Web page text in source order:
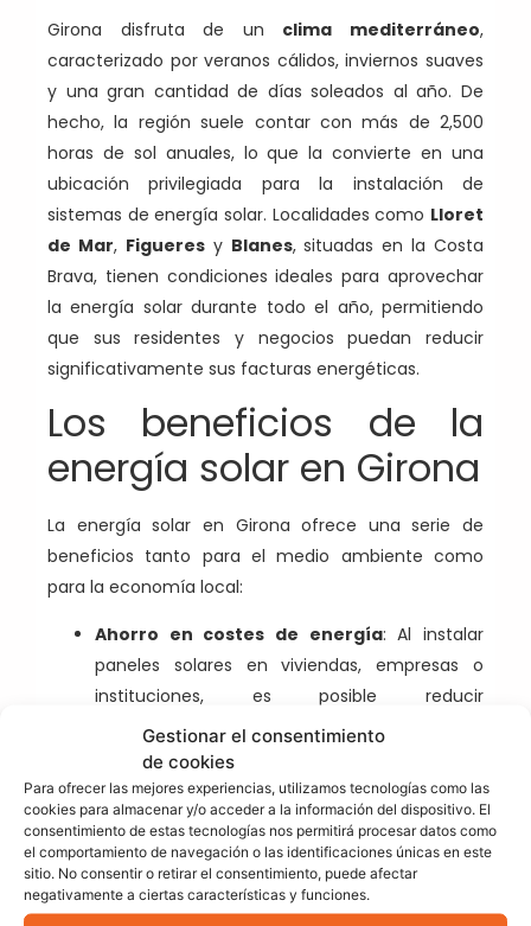
Gestionar el consentimiento
de cookies
Para ofrecer las mejores experiencias, utilizamos tecnologías como las
cookies para almacenar y/o acceder a la información del dispositivo. El
consentimiento de estas tecnologías nos permitirá procesar datos como
el comportamiento de navegación o las identificaciones únicas en este
sitio. No consentir o retirar el consentimiento, puede afectar
negativamente a ciertas características y funciones.
Girona disfruta de un clima mediterráneo,
caracterizado por veranos cálidos, inviernos suaves
y una gran cantidad de días soleados al año. De
hecho, la región suele contar con más de 2,500
horas de sol anuales, lo que la convierte en una
ubicación privilegiada para la instalación de
sistemas de energía solar. Localidades como Lloret
de Mar, Figueresy Blanes, situadas en la Costa
Brava, tienen condiciones ideales para aprovechar
la energía solar durante todo el año, permitiendo
que sus residentes y negocios puedan reducir
significativamente sus facturas energéticas.
Los beneficios de la
energía solar en Girona
La energía solar en Girona ofrece una serie de
beneficios tanto para el medio ambiente como
para la economía local:
Ahorro en costes de energía: Al instalar
paneles solares en viviendas, empresas o
instituciones, es posible reducir
considerablemente la dependencia de la red
eléctrica tradicional. En localidades como
Salt ,PalamósyRoses, muchos hogares y
negocios ya están aprovechando la energía
solar para reducir su gasto energético.
Impacto ambiental reducido: La energía
solar no produce emisiones de CO₂, lo cual